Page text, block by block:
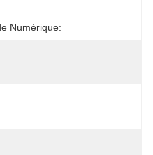
Numérique: